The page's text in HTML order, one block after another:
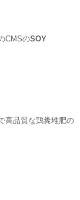
CMSのSOY
高品質な鶏糞堆肥の